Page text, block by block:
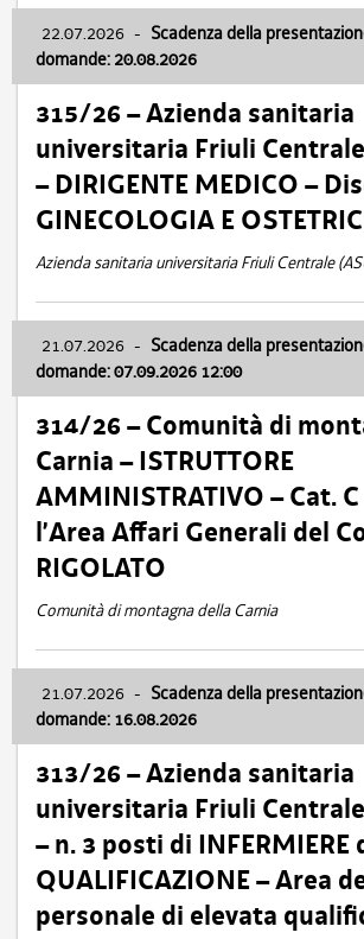
22.07.2026 - Scadenza della
domande: 20.08.2026
315/26 – Azienda sanitaria
universitaria Friuli
– DIRIGENTE MEDICO –
GINECOLOGIA E
Azienda sanitaria universitaria Friuli Centrale
21.07.2026 - Scadenza della
domande: 07.09.2026 12:00
314/26 – Comunità di
Carnia – ISTRUTTORE
AMMINISTRATIVO – Cat.
l’Area Affari Generali del
RIGOLATO
Comunità di montagna della Carnia
21.07.2026 - Scadenza della
domande: 16.08.2026
313/26 – Azienda sanitaria
universitaria Friuli
– n. 3 posti di INFERMIERE
QUALIFICAZIONE – Area
personale di elevata